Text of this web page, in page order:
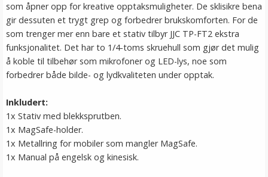
som åpner opp for kreative opptaksmuligheter. De sklisikre bena
gir dessuten et trygt grep og forbedrer brukskomforten. For de
som trenger mer enn bare et stativ tilbyr JJC TP-FT2 ekstra
funksjonalitet. Det har to 1/4-toms skruehull som gjør det mulig
å koble til tilbehør som mikrofoner og LED-lys, noe som
forbedrer både bilde- og lydkvaliteten under opptak.
Inkludert:
1x Stativ med blekksprutben.
1x MagSafe-holder.
1x Metallring for mobiler som mangler MagSafe.
1x Manual på engelsk og kinesisk.